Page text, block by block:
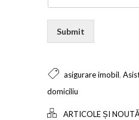
Submit
asigurare imobil,
domiciliu
ARTICOLE ȘI